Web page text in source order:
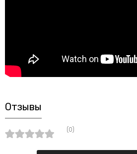
Отзывы
(0)